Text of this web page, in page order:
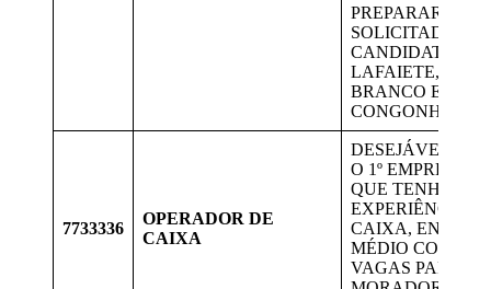
PREPARAR
SOLICITADOS,
CANDIDATOS
LAFAIETE,
BRANCO E
CONGONHAS.
7733336
OPERADOR DE
CAIXA
DESEJÁVEL
O 1º EMPREGO
QUE TENHA
EXPERIÊNCIA
CAIXA, ENSINO
MÉDIO
VAGAS PARA